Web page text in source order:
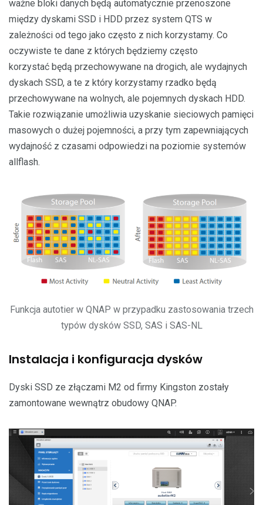
ważne bloki danych będą automatycznie przenoszone
między dyskami SSD i HDD przez system QTS w
zależności od tego jako często z nich korzystamy. Co
oczywiste te dane z których będziemy często
korzystać będą przechowywane na drogich, ale wydajnych
dyskach SSD, a te z który korzystamy rzadko będą
przechowywane na wolnych, ale pojemnych dyskach HDD.
Takie rozwiązanie umożliwia uzyskanie sieciowych pamięci
masowych o dużej pojemności, a przy tym zapewniających
wydajność z czasami odpowiedzi na poziomie systemów
allflash.
Funkcja autotier w QNAP w przypadku zastosowania trzech
typów dysków SSD, SAS i SAS-NL
Instalacja i konfiguracja dysków
Dyski SSD ze złączami M2 od firmy Kingston zostały
zamontowane wewnątrz obudowy QNAP.